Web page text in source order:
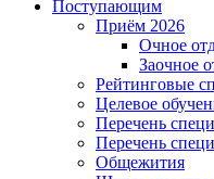
Поступающим
Приём 2026
Очное
Заочное
Рейтинговые
Целевое
Перечень
Перечень
Общежития